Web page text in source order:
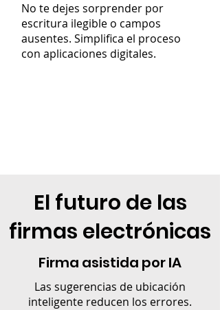
No te dejes sorprender por
escritura ilegible o campos
ausentes. Simplifica el proceso
con aplicaciones digitales.
El futuro de las
firmas electrónicas
Firma asistida por IA
Las sugerencias de ubicación
inteligente reducen los errores.